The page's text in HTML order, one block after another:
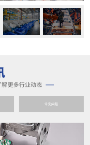
常见问题